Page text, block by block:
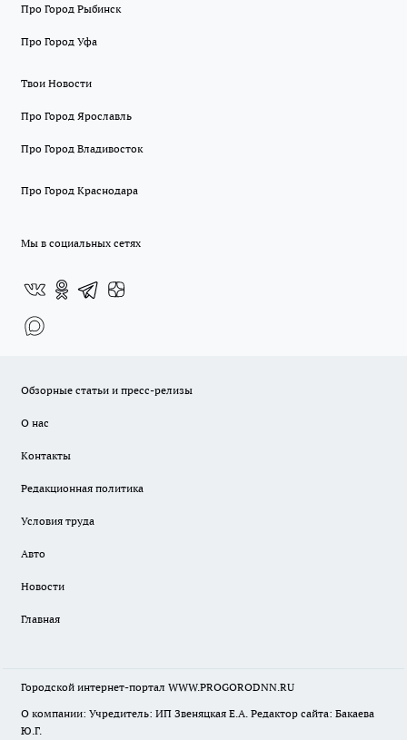
Про Город Рыбинск
Про Город Уфа
Твои Новости
Про Город Ярославль
Про Город Владивосток
Про Город Краснодара
Мы в социальных сетях
Обзорные статьи и пресс-релизы
О нас
Контакты
Редакционная политика
Условия труда
Авто
Новости
Главная
Городской интернет-портал WWW.PROGORODNN.RU
О компании: Учредитель: ИП Звеняцкая Е.А. Редактор сайта: Бакаева
Ю.Г.